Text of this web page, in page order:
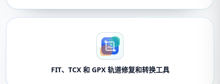
FIT、TCX 和 GPX 轨道修复和转换工具